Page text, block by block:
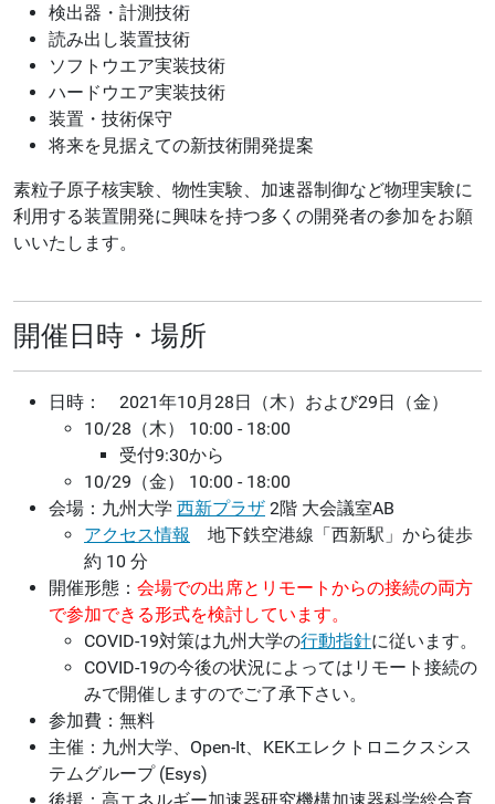
検出器・計測技術
読み出し装置技術
ソフトウエア実装技術
ハードウエア実装技術
装置・技術保守
将来を見据えての新技術開発提案
素粒子原子核実験、物性実験、加速器制御など物理実験に
利用する装置開発に興味を持つ多くの開発者の参加をお願
いいたします。
開催日時・場所
日時： 2021年10月28日（木）および29日（金）
10/28（木） 10:00 - 18:00
受付9:30から
10/29（金） 10:00 - 18:00
会場：九州大学 西新プラザ 2階 大会議室AB
アクセス情報
地下鉄空港線「西新駅」から徒歩
約 10 分
開催形態： 会場での出席とリモートからの接続の両方
で参加できる形式を検討しています。
COVID-19対策は九州大学の行動指針に従います。
COVID-19の今後の状況によってはリモート接続の
みで開催しますのでご了承下さい。
参加費：無料
主催：九州大学、Open-It、KEKエレクトロニクスシス
テムグループ (Esys)